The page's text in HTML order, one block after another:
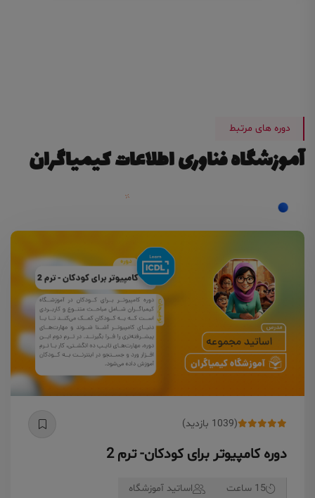
دوره های مرتبط
آموزشگاه فناوری اطلاعات کیمیاگران
(1039 بازدید)
دوره کامپیوتر برای کودکان- ترم 2
15 ساعت اساتید آموزشگاه